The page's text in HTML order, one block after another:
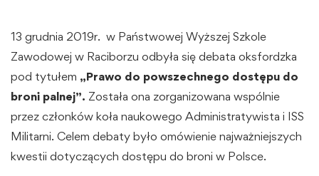
13 grudnia 2019r. w Państwowej Wyższej Szkole
Zawodowej w Raciborzu odbyła się debata oksfordzka
pod tytułem „Prawo do powszechnego dostępu do
broni palnej”. Została ona zorganizowana wspólnie
przez członków koła naukowego Administratywista i ISS
Militarni. Celem debaty było omówienie najważniejszych
kwestii dotyczących dostępu do broni w Polsce.